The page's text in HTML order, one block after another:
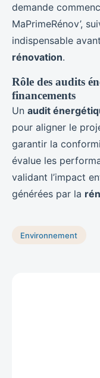
demande
MaPrimeRénov’,
indispensable
rénovation.
Rôle des audits
financements
Un audit
pour aligner le
garantir la
évalue les
validant l’impact
générées par la
Environnement